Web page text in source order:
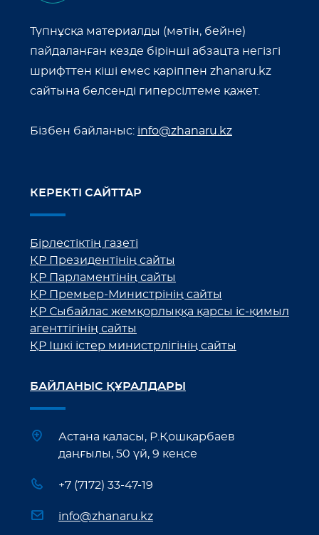
Түпнұсқа материалды (мәтін, бейне)
пайдаланған кезде бірінші абзацта негізгі
шрифттен кіші емес қаріппен zhanaru.kz
сайтына белсенді гиперсілтеме қажет.
Бізбен байланыс: info@zhanaru.kz
КЕРЕКТІ САЙТТАР
Бірлестіктің газеті
ҚР Президентінің сайты
ҚР Парламентінің сайты
ҚР Премьер-Министрінің сайты
ҚР Сыбайлас жемқорлыққа қарсы іс-қимыл
агенттігінің сайты
ҚР Ішкі істер министрлігінің сайты
БАЙЛАНЫС ҚҰРАЛДАРЫ
Астана қаласы, Р.Қошқарбаев
даңғылы, 50 үй, 9 кеңсе
+7 (7172) 33-47-19
info@zhanaru.kz